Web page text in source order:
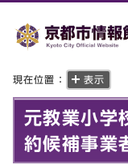
現在位置： 表示
元教業小学
約候補事業